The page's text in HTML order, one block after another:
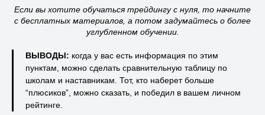
Если вы хотите обучаться трейдингу с нуля, то начните
с бесплатных материалов, а потом задумайтесь о более
углубленном обучении.
ВЫВОДЫ: когда у вас есть информация по этим
пунктам, можно сделать сравнительную таблицу по
школам и наставникам. Тот, кто наберет больше
“плюсиков”, можно сказать, и победил в вашем личном
рейтинге.